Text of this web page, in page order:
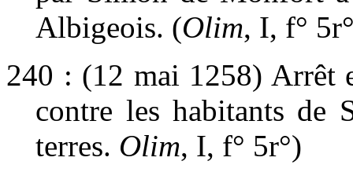
Albigeois. (Olim, I, f°
240 : (12 mai 1258) Arrêt
contre les habitants de
terres. Olim, I, f° 5r°)